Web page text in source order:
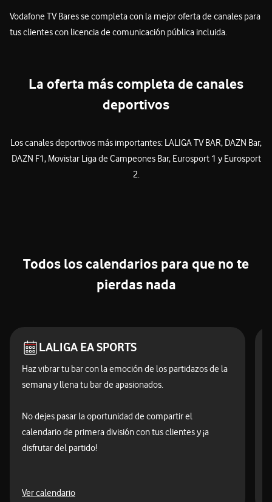
Vodafone TV Bares se completa con la mejor oferta de canales para
tus clientes con licencia de comunicación pública incluida.
La oferta más completa de canales
deportivos
Los canales deportivos más importantes: LALIGA TV BAR, DAZN Bar,
DAZN F1, Movistar Liga de Campeones Bar, Eurosport 1 y Eurosport
2.
Todos los calendarios para que no te
pierdas nada
LALIGA EA SPORTS
Haz vibrar tu bar con la emoción de los partidazos de la
semana y llena tu bar de apasionados.
No dejes pasar la oportunidad de compartir el
calendario de primera división con tus clientes y ¡a
disfrutar del partido!
Ver calendarioDAZN